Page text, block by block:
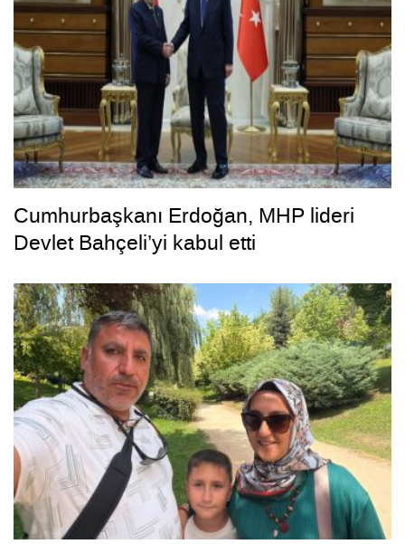
Cumhurbaşkanı Erdoğan, MHP lideri
Devlet Bahçeli’yi kabul etti